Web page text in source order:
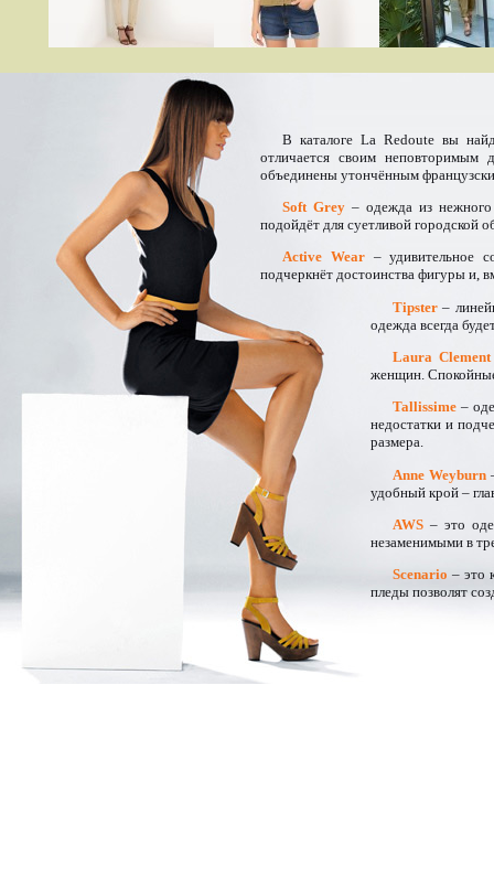
В каталоге La Redoute вы
отличается своим
объединены утончённым
Soft Grey– одежда из нежного
подойдёт для суетливой городской
Active Wear– удивительное
подчеркнёт достоинства фигуры и,
Tipster –
одежда всегда
Laura Clement
женщин.
Tallissime –
недостатки и
размера.
Anne Weyburn
удобный крой –
AWS – это
незаменимыми в
Scenario – это
пледы позволят